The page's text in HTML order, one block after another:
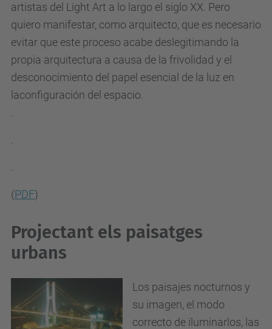
artistas del Light Art a lo largo el siglo XX. Pero
quiero manifestar, como arquitecto, que es necesario
evitar que este proceso acabe deslegitimando la
propia arquitectura a causa de la frivolidad y el
desconocimiento del papel esencial de la luz en
laconfiguración del espacio.
(PDF)
Projectant els paisatges
urbans
Los paisajes nocturnos y
su imagen, el modo
correcto de iluminarlos, las